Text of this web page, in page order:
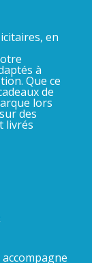
en
à
Que ce
de
lors
des
livrés